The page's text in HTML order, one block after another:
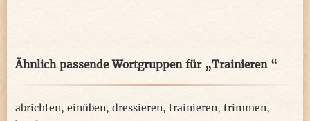
Ähnlich passende Wortgruppen für „Trainieren “
abrichten, einüben, dressieren, trainieren, trimmen,